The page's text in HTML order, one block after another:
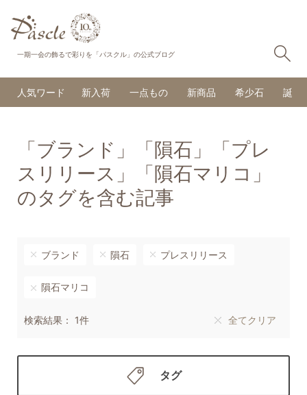
一期一会の飾るで彩りを「パスクル」の公式ブログ
人気ワード 新入荷 一点もの 新商品 希少石 誕生
「ブランド」「隕石」「プレ
スリリース」「隕石マリコ」
のタグを含む記事
ブランド 隕石 プレスリリース
隕石マリコ
検索結果： 1件 全てクリア
タグ